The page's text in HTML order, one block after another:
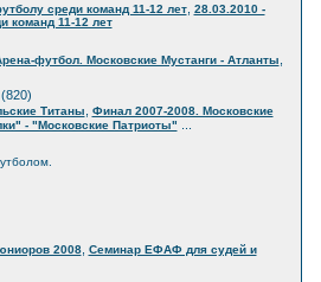
среди команд 11-12 лет, 28.03.2010 -
команд 11-12 лет
футбол. Московские Мустанги - Атланты
Титаны
Финал 2007-2008. Московские
- "Московские Патриоты"
2008, Семинар ЕФАФ для судей и